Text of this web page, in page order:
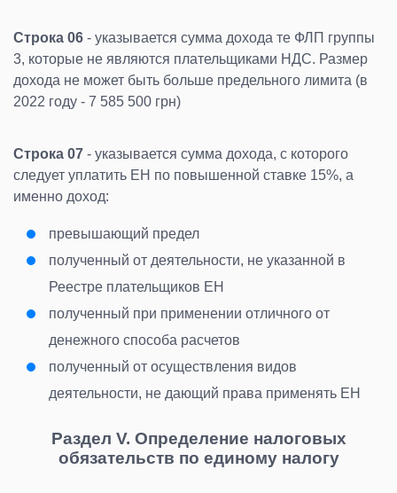
Строка 06 - указывается сумма дохода те ФЛП группы
3, которые не являются плательщиками НДС. Размер
дохода не может быть больше предельного лимита (в
2022 году - 7 585 500 грн)
Строка 07 - указывается сумма дохода, с которого
следует уплатить ЕН по повышенной ставке 15%, а
именно доход:
превышающий предел
полученный от деятельности, не указанной в
Реестре плательщиков ЕН
полученный при применении отличного от
денежного способа расчетов
полученный от осуществления видов
деятельности, не дающий права применять ЕН
Раздел V. Определение налоговых
обязательств по единому налогу